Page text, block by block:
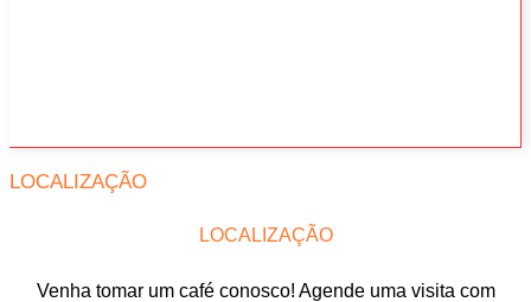
LOCALIZAÇÃO
LOCALIZAÇÃO
Venha tomar um café conosco! Agende uma visita com